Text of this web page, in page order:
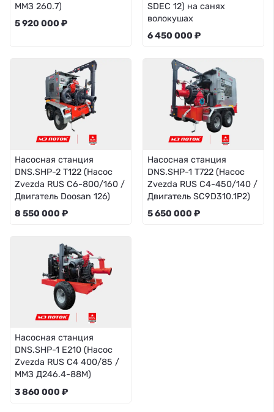
ММЗ 260.7)
5 920 000 ₽
SDEC 12) на санях
волокушах
6 450 000 ₽
Насосная станция
DNS.SHP-2 T122 (Насос
Zvezda RUS C6-800/160 /
Двигатель Doosan 126)
8 550 000 ₽
Насосная станция
DNS.SHP-1 T722 (Насос
Zvezda RUS C4-450/140 /
Двигатель SC9D310.1P2)
5 650 000 ₽
Насосная станция
DNS.SHP-1 E210 (Насос
Zvezda RUS C4 400/85 /
ММЗ Д246.4-88М)
3 860 000 ₽